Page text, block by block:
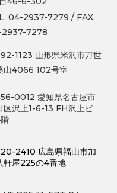
04-2937-7279 / FAX.
7278
1123 山形県米沢市万世
山4066 102号室
0012 愛知県名古屋市
区沢上1-6-13 FH沢上ビ
2410 広島県福山市加
軒屋225の4番地